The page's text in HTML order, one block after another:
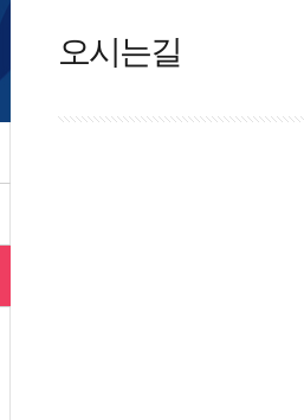
오시는길